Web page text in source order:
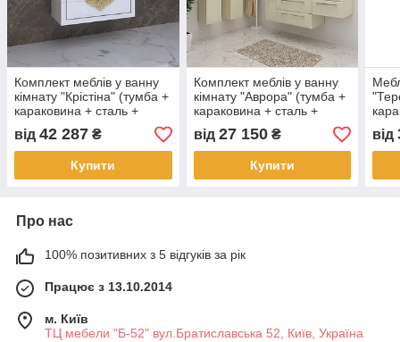
Комплект меблів у ванну
кімнату "Крістіна" (тумба +
караковина + сталь +
від 42 287 ₴
Купити
Комплект меблів у ванну
кімнату "Аврора" (тумба +
караковина + сталь +
від 27 150₴
Купити
від
Про нас
100% позитивних з 5 відгуків за рік
Працює з 13.10.2014
м. Київ
ТЦ мебели "Б-52" вул.Братиславська 52, Київ, Україна